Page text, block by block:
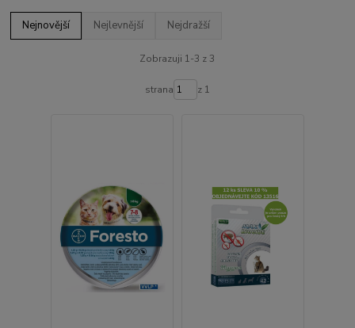
Nejnovější Nejlevnější Nejdražší
Zobrazuji 1-3 z 3
strana z 1